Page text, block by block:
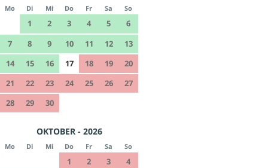
Mo Di Mi Do Fr Sa So
1 2 3 4 5
6
7
8 9 10 11 12
13
14
15 16 17 18 19
20
21
22 23 24 25 26
27
28
29 30
OKTOBER - 2026
Mo Di Mi Do Fr Sa So
1 2 3
4